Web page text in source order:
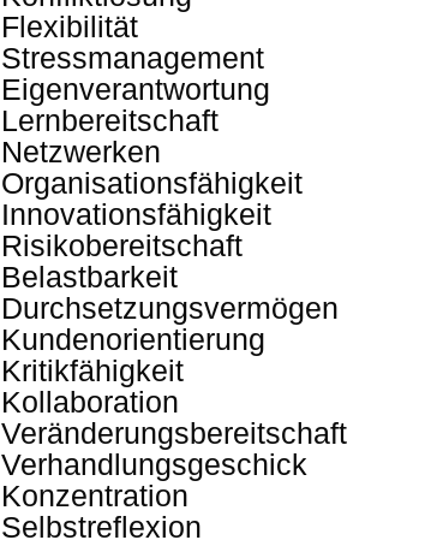
Flexibilität
Stressmanagement
Eigenverantwortung
Lernbereitschaft
Netzwerken
Organisationsfähigkeit
Innovationsfähigkeit
Risikobereitschaft
Belastbarkeit
Durchsetzungsvermögen
Kundenorientierung
Kritikfähigkeit
Kollaboration
Veränderungsbereitschaft
Verhandlungsgeschick
Konzentration
Selbstreflexion